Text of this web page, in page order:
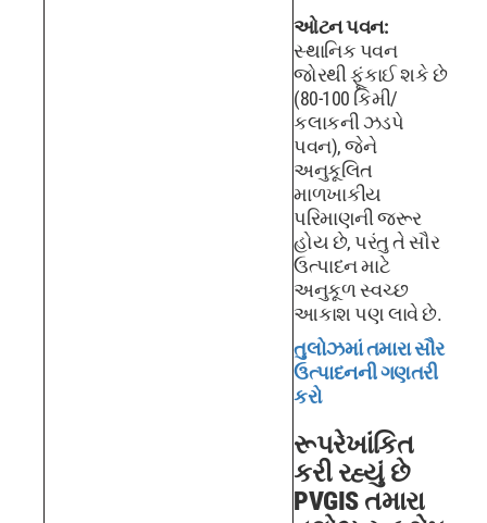
ઓટન પવન:
સ્થાનિક પવન
જોરથી ફૂંકાઈ શકે છે
(80-100 કિમી/
કલાકની ઝડપે
પવન), જેને
અનુકૂલિત
માળખાકીય
પરિમાણની જરૂર
હોય છે, પરંતુ તે સૌર
ઉત્પાદન માટે
અનુકૂળ સ્વચ્છ
આકાશ પણ લાવે છે.
તુલોઝમાં તમારા સૌર
ઉત્પાદનની ગણતરી
કરો
રૂપરેખાંકિત
કરી રહ્યું છે
PVGIS તમારા